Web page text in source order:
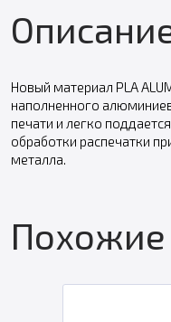
Новый материал PLA
наполненного
печати и легко
обработки распечатки
металла.